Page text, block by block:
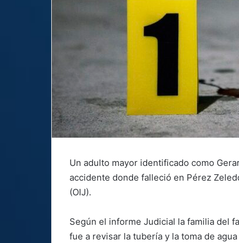
Un adulto mayor identificado como
accidente donde falleció en Pérez
(OIJ).
Según el informe Judicial la familia del
fue a revisar la tubería y la toma de